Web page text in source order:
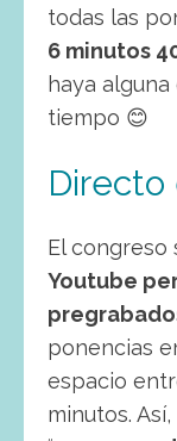
todas las
6 minutos
haya
tiempo 😊
Directo
El congreso
Youtube
ponencias
espacio
minutos.